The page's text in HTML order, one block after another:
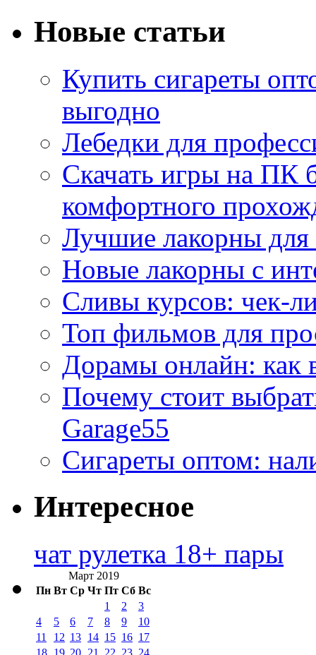
Новые статьи
Купить сигареты
выгодно
Лебедки для
Скачать игры на ПК
комфортного
Лучшие лакорны для
Новые лакорны с
Сливы курсов: чек-
Топ фильмов для
Дорамы онлайн: как
Почему стоит
Garage55
Сигареты оптом:
Интересное
чат рулетка 18+ пары
Март 2019
Пн Вт Ср Чт Пт Сб Вс
1 2
3
4
5 6 7 8 9
10
11
12 13 14 15 16 17